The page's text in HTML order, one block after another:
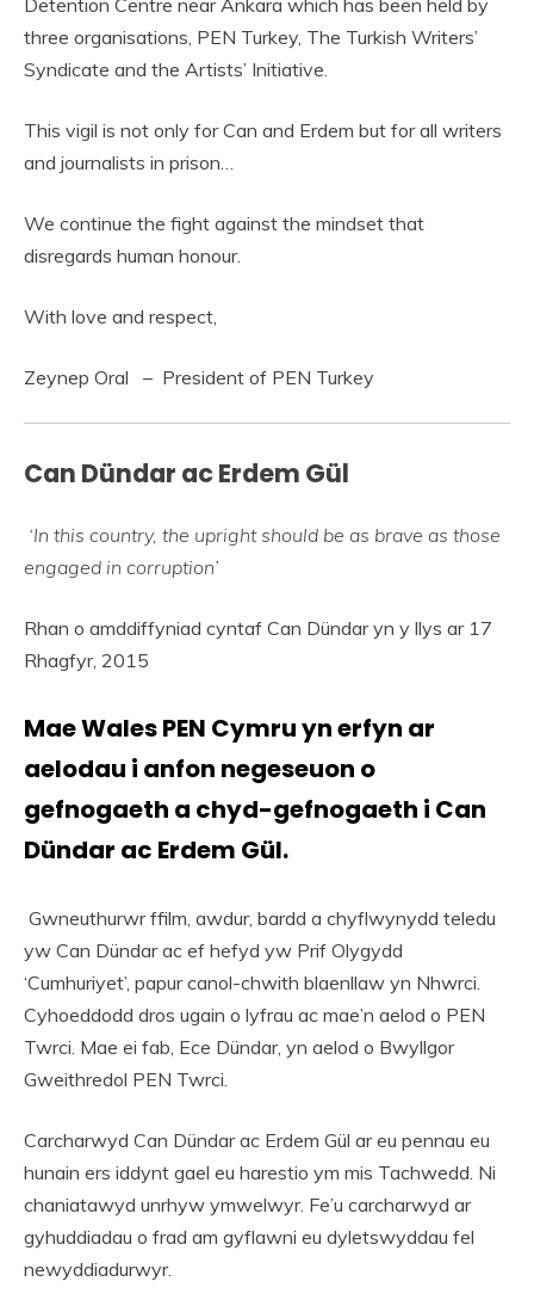
three organisations, PEN Turkey, The Turkish Writers’
Syndicate and the Artists’ Initiative.
This vigil is not only for Can and Erdem but for all writers
and journalists in prison…
We continue the fight against the mindset that
disregards human honour.
With love and respect,
Zeynep Oral – President of PEN Turkey
Can Dündar ac Erdem Gül
‘In this country, the upright should be as brave as those
engaged in corruption’
Rhan o amddiffyniad cyntaf Can Dündar yn y llys ar 17
Rhagfyr, 2015
Mae Wales PEN Cymru yn erfyn ar
aelodau i anfon negeseuon o
gefnogaeth a chyd-gefnogaeth i Can
Dündar ac Erdem Gül.
Gwneuthurwr ffilm, awdur, bardd a chyflwynydd teledu
yw Can Dündar ac ef hefyd yw Prif Olygydd
‘Cumhuriyet’, papur canol-chwith blaenllaw yn Nhwrci.
Cyhoeddodd dros ugain o lyfrau ac mae’n aelod o PEN
Twrci. Mae ei fab, Ece Dündar, yn aelod o Bwyllgor
Gweithredol PEN Twrci.
Carcharwyd Can Dündar ac Erdem Gül ar eu pennau eu
hunain ers iddynt gael eu harestio ym mis Tachwedd. Ni
chaniatawyd unrhyw ymwelwyr. Fe’u carcharwyd ar
gyhuddiadau o frad am gyflawni eu dyletswyddau fel
newyddiadurwyr.